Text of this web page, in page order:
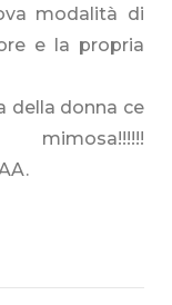
modalità di
e la propria
della donna ce